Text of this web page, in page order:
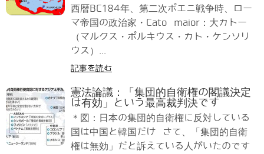
西暦BC184年、第二次ポエニ戦争時、ロー
マ帝国の政治家・Cato maior：大カトー
（マルクス・ポルキウス・カト・ケンソリ
ウス）...
記事を読む
憲法論議：「集団的自衛権の閣議決定
は有効」という最高裁判決です
＊図：日本の集団的自衛権に反対している
国は中国と韓国だけ さて、「集団的自衛
権は無効」だと訴えている人がいたのです